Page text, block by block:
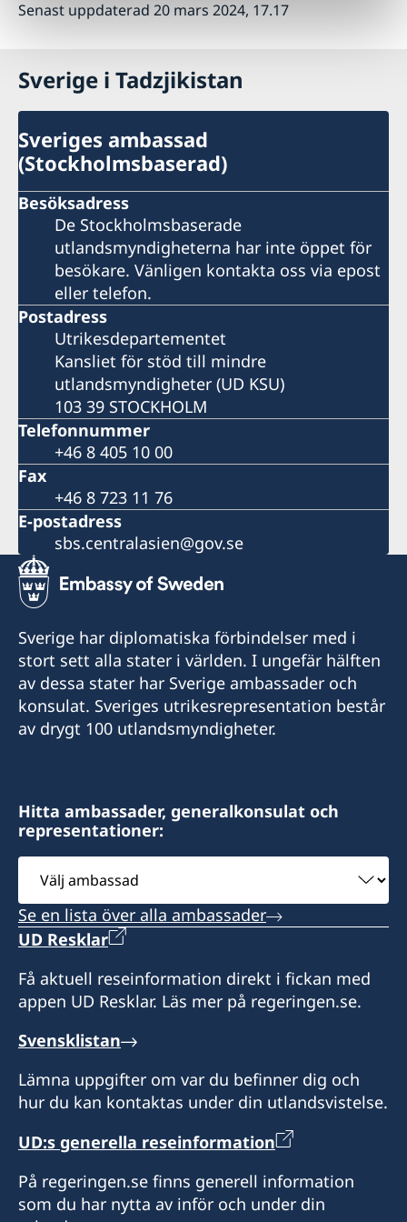
Senast uppdaterad 20 mars 2024, 17.17
Sverige i Tadzjikistan
Sveriges ambassad
(Stockholmsbaserad)
Besöksadress
De Stockholmsbaserade
utlandsmyndigheterna har inte öppet för
besökare. Vänligen kontakta oss via epost
eller telefon.
Postadress
Utrikesdepartementet
Kansliet för stöd till mindre
utlandsmyndigheter (UD KSU)
103 39 STOCKHOLM
Telefonnummer
+46 8 405 10 00
Fax
+46 8 723 11 76
E-postadress
sbs.centralasien@gov.se
Sverige har diplomatiska förbindelser med i
stort sett alla stater i världen. I ungefär hälften
av dessa stater har Sverige ambassader och
konsulat. Sveriges utrikesrepresentation består
av drygt 100 utlandsmyndigheter.
Hitta ambassader, generalkonsulat och
representationer:
Välj
ambassad
Se en lista över alla ambassader
UD Resklar
Få aktuell reseinformation direkt i fickan med
appen UD Resklar. Läs mer på regeringen.se.
Svensklistan
Lämna uppgifter om var du befinner dig och
hur du kan kontaktas under din utlandsvistelse.
UD:s generella reseinformation
På regeringen.se finns generell information
som du har nytta av inför och under din